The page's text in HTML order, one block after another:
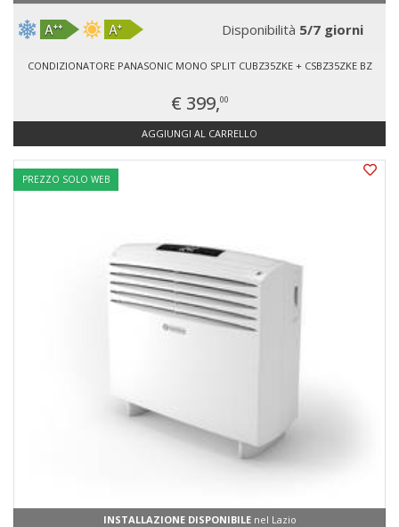
Disponibilità 5/7 giorni
CONDIZIONATORE PANASONIC MONO SPLIT CUBZ35ZKE + CSBZ35ZKE BZ
€ 399,00
AGGIUNGI AL CARRELLO
INSTALLAZIONE DISPONIBILEnel Lazio
PREZZO SOLO WEB